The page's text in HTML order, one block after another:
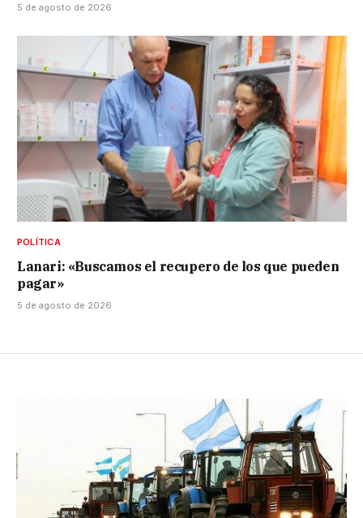
5 de agosto de 2026
POLÍTICA
Lanari: «Buscamos el recupero de los que pueden
pagar»
5 de agosto de 2026